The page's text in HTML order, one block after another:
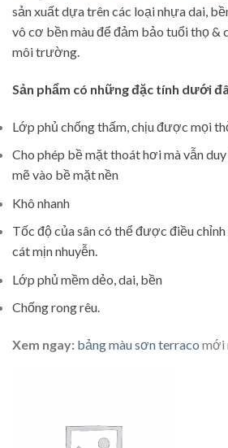
sản xuất dựa trên các loại nhựa dai,
vô cơ bền màu để đảm bảo tuổi thọ &
môi trường.
Sản phẩm có những đặc tính dưới
Lớp phủ chống thấm, chịu được mọi
Cho phép bề mặt thoát hơi mà vẫn
mẽ vào bề mặt nền
Khô nhanh
Tốc độ của sân có thể được điều
cát mịn nhuyễn.
Lớp phủ mềm dẻo, dai, bền
Chống rong rêu.
Xem ngay: bảng màu sơn terraco mới